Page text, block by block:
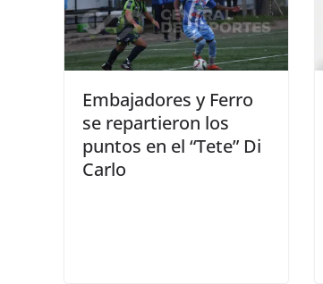
Embajadores y Ferro
se repartieron los
puntos en el “Tete” Di
Carlo